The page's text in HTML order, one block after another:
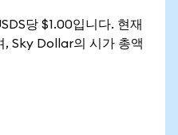
당 $1.00입니다. 현재
, Sky Dollar의 시가 총액